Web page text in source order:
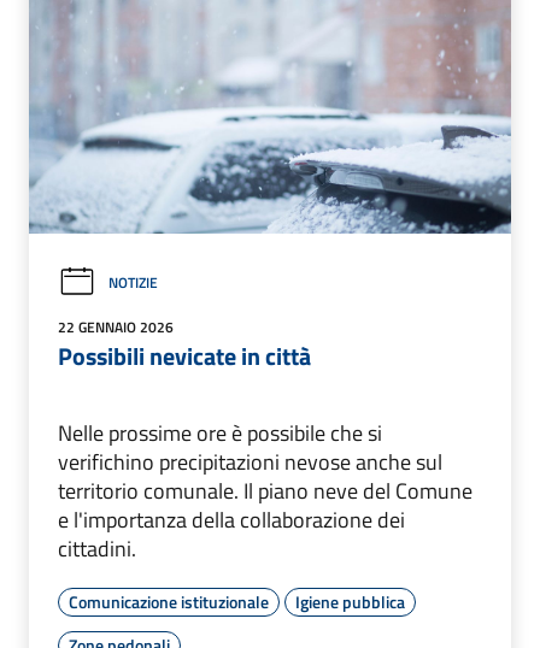
NOTIZIE
22 GENNAIO 2026
Possibili nevicate in città
Nelle prossime ore è possibile che si
verifichino precipitazioni nevose anche sul
territorio comunale. Il piano neve del Comune
e l'importanza della collaborazione dei
cittadini.
Comunicazione istituzionale
Igiene pubblica